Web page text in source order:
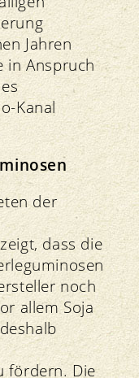
Jahren
in Anspruch
Kanal
der
dass die
noch
allem Soja
fördern. Die